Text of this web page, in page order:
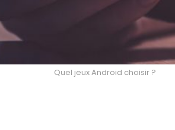
Quel jeux Android choisir ?